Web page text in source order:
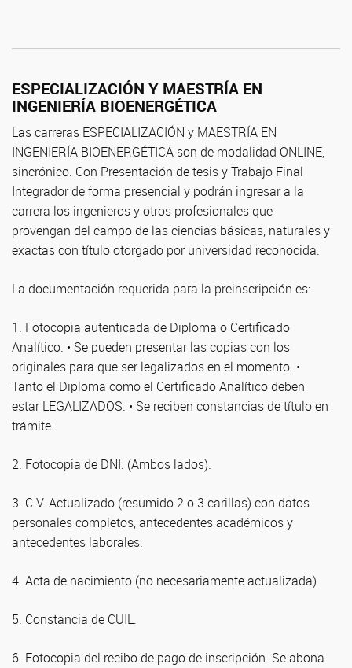
ESPECIALIZACIÓN Y MAESTRÍA EN
INGENIERÍA BIOENERGÉTICA
Las carreras ESPECIALIZACIÓN y MAESTRÍA EN
INGENIERÍA BIOENERGÉTICA son de modalidad ONLINE,
sincrónico. Con Presentación de tesis y Trabajo Final
Integrador de forma presencial y podrán ingresar a la
carrera los ingenieros y otros profesionales que
provengan del campo de las ciencias básicas, naturales y
exactas con título otorgado por universidad reconocida.
La documentación requerida para la preinscripción es:
1. Fotocopia autenticada de Diploma o Certificado
Analítico. • Se pueden presentar las copias con los
originales para que ser legalizados en el momento. •
Tanto el Diploma como el Certificado Analítico deben
estar LEGALIZADOS. • Se reciben constancias de título en
trámite.
2. Fotocopia de DNI. (Ambos lados).
3. C.V. Actualizado (resumido 2 o 3 carillas) con datos
personales completos, antecedentes académicos y
antecedentes laborales.
4. Acta de nacimiento (no necesariamente actualizada)
5. Constancia de CUIL.
6. Fotocopia del recibo de pago de inscripción. Se abona